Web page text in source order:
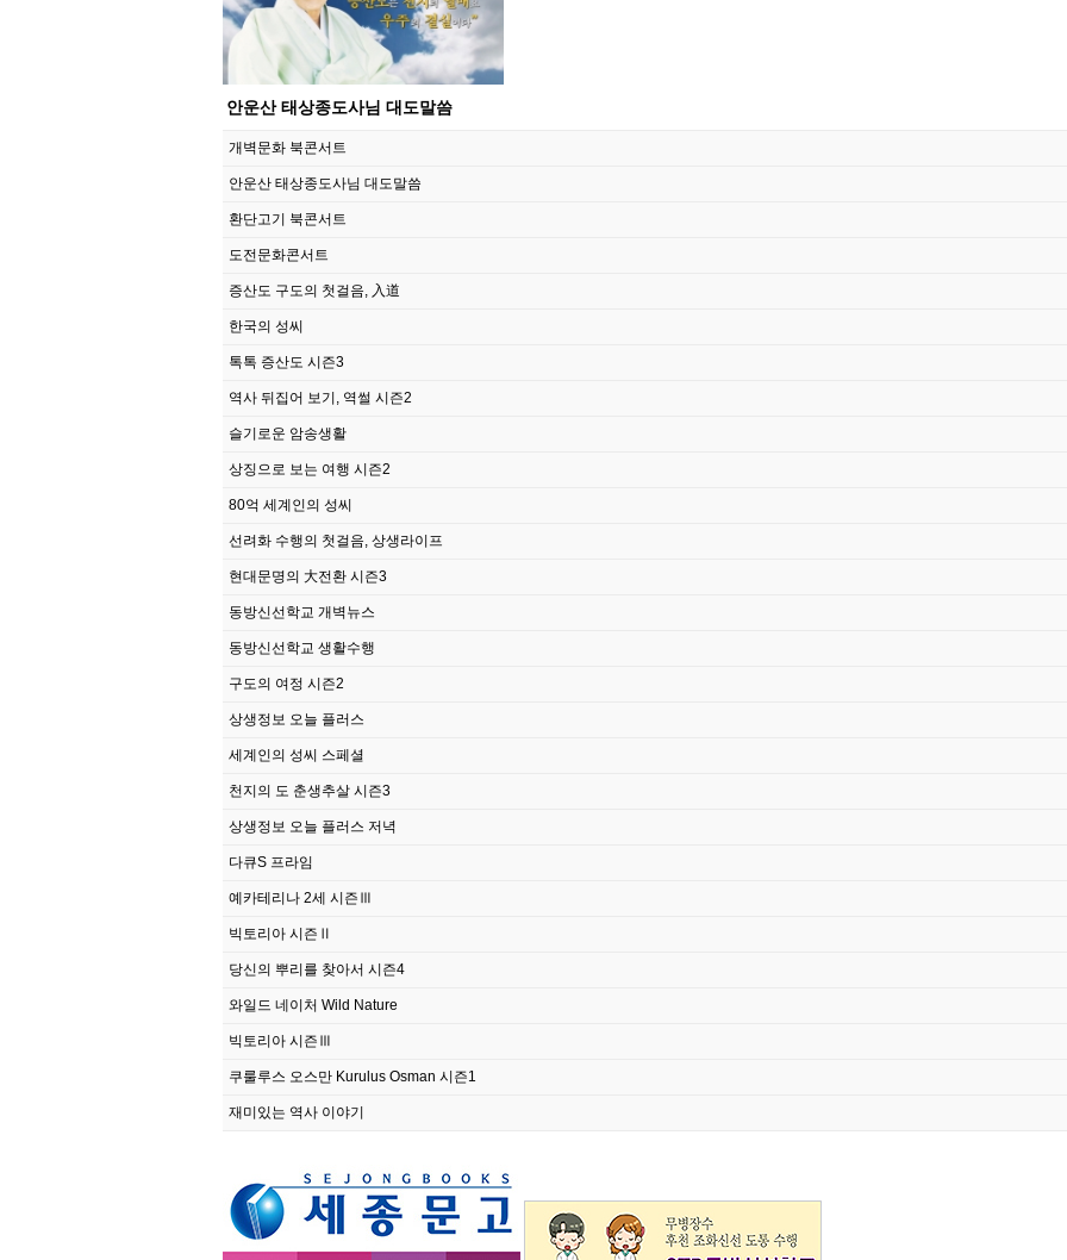
안운산 태상종도사님 대도말씀
개벽문화 북콘서트
안운산 태상종도사님 대도말씀
환단고기 북콘서트
도전문화콘서트
증산도 구도의 첫걸음, 入道
한국의 성씨
톡톡 증산도 시즌3
역사 뒤집어 보기, 역썰 시즌2
슬기로운 암송생활
상징으로 보는 여행 시즌2
80억 세계인의 성씨
선려화 수행의 첫걸음, 상생라이프
현대문명의 大전환 시즌3
동방신선학교 개벽뉴스
동방신선학교 생활수행
구도의 여정 시즌2
상생정보 오늘 플러스
세계인의 성씨 스페셜
천지의 도 춘생추살 시즌3
상생정보 오늘 플러스 저녁
다큐S 프라임
예카테리나 2세 시즌Ⅲ
빅토리아 시즌Ⅱ
당신의 뿌리를 찾아서 시즌4
와일드 네이처 Wild Nature
빅토리아 시즌Ⅲ
쿠룰루스 오스만 Kurulus Osman 시즌1
재미있는 역사 이야기